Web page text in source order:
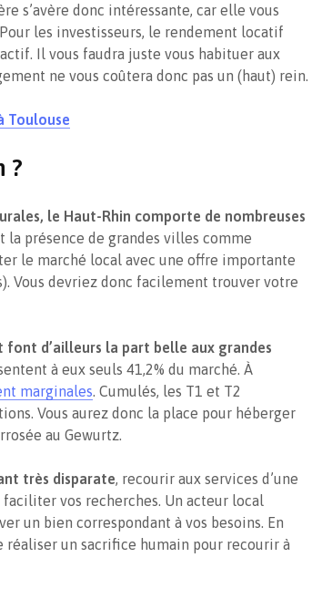
s’avère donc intéressante, car elle vous
les investisseurs, le rendement locatif
Il vous faudra juste vous habituer aux
ne vous coûtera donc pas un (haut) rein.
Toulouse
?
le Haut-Rhin comporte de nombreuses
la présence de grandes villes comme
le marché local avec une offre importante
Vous devriez donc facilement trouver votre
d’ailleurs la part belle aux grandes
à eux seuls 41,2% du marché. À
marginales. Cumulés, les T1 et T2
Vous aurez donc la place pour héberger
au Gewurtz.
très disparate, recourir aux services d’une
vos recherches. Un acteur local
un bien correspondant à vos besoins. En
réaliser un sacrifice humain pour recourir à